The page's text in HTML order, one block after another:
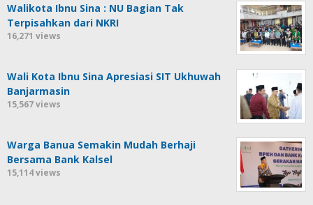
Walikota Ibnu Sina : NU Bagian Tak
Terpisahkan dari NKRI
16,271 views
Wali Kota Ibnu Sina Apresiasi SIT Ukhuwah
Banjarmasin
15,567 views
Warga Banua Semakin Mudah Berhaji
Bersama Bank Kalsel
15,114 views